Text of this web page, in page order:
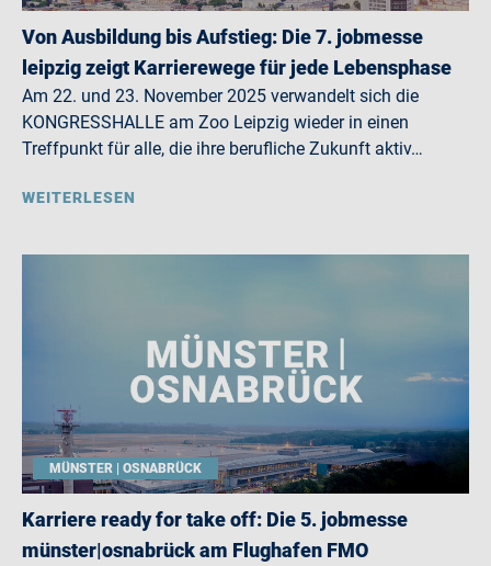
Von Ausbildung bis Aufstieg: Die 7. jobmesse
leipzig zeigt Karrierewege für jede Lebensphase
Am 22. und 23. November 2025 verwandelt sich die
KONGRESSHALLE am Zoo Leipzig wieder in einen
Treffpunkt für alle, die ihre berufliche Zukunft aktiv…
WEITERLESEN
MÜNSTER | OSNABRÜCK
Karriere ready for take off: Die 5. jobmesse
münster|osnabrück am Flughafen FMO